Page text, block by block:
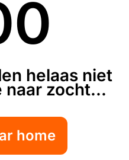
helaas niet
naar zocht...
home